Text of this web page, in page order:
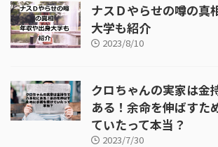
ナスＤやらせの噂の真
大学も紹介
2023/8/10
クロちゃんの実家は金
ある！余命を伸ばすた
ていたって本当？
2023/7/30